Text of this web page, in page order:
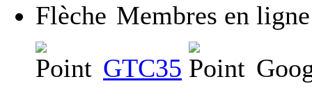
Membres en
GTC35